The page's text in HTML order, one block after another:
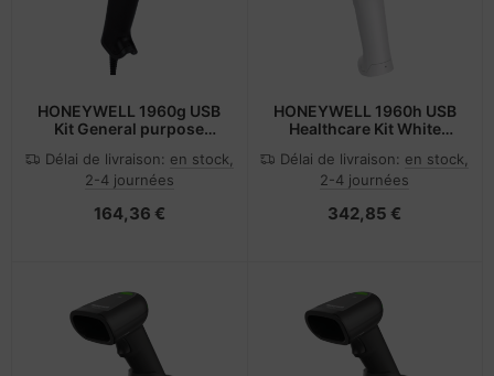
HONEYWELL 1960g USB
Kit General purpose
1D/2D PDF417 Type A 3m
Délai de livraison: en stock,
2-4 journées
164,36 €
HONEYWELL 1960h USB
Healthcare Kit White
HD focus 1D/2D PDF417
Délai de livraison: en stock,
2-4 journées
342,85 €